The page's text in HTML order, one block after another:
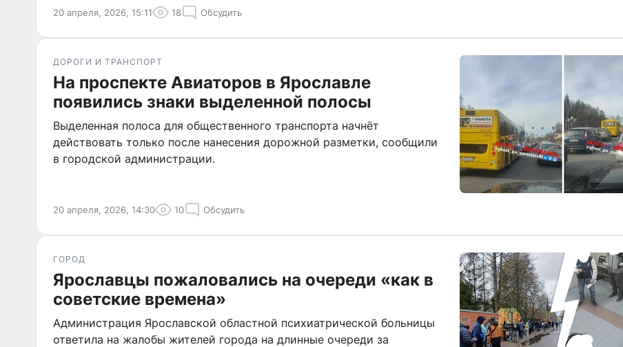
20 апреля, 2026, 15:11 18 Обсудить
ДОРОГИ И ТРАНСПОРТ
На проспекте Авиаторов в Ярославле
появились знаки выделенной полосы
Выделенная полоса для общественного транспорта начнёт
действовать только после нанесения дорожной разметки, сообщили
в городской администрации.
20 апреля, 2026, 14:30 10 Обсудить
ГОРОД
Ярославцы пожаловались на очереди «как в
советские времена»
Администрация Ярославской областной психиатрической больницы
ответила на жалобы жителей города на длинные очереди за